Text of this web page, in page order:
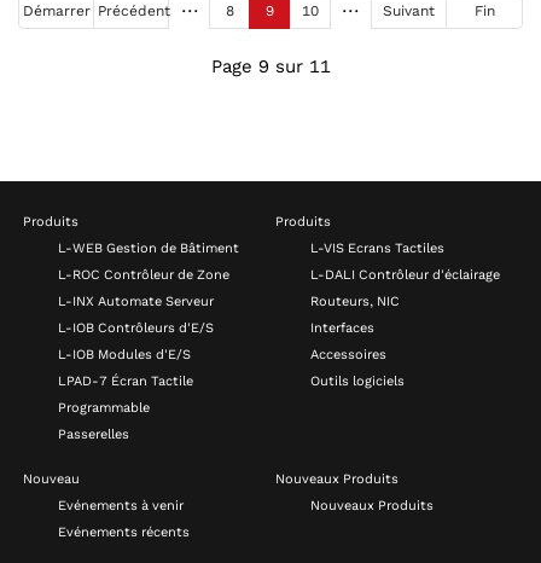
Démarrer Précédent 8 9 10 Suivant Fin
Page 9 sur 11
Produits
L-WEB Gestion de Bâtiment
L-ROC Contrôleur de Zone
L-INX Automate Serveur
L-IOB Contrôleurs d'E/S
L-IOB Modules d'E/S
LPAD-7 Écran Tactile
Programmable
Passerelles
Produits
L-VIS Ecrans Tactiles
L-DALI Contrôleur d'éclairage
Routeurs, NIC
Interfaces
Accessoires
Outils logiciels
Nouveau
Evénements à venir
Evénements récents
Nouveaux Produits
Nouveaux Produits